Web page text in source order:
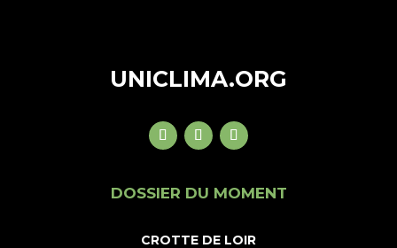
UNICLIMA.ORG
DOSSIER DU MOMENT
CROTTE DE LOIR